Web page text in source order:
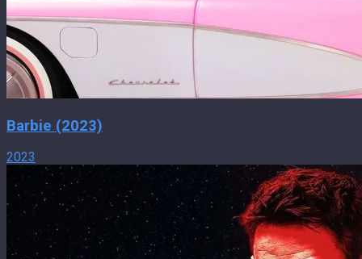
Barbie (2023)
2023